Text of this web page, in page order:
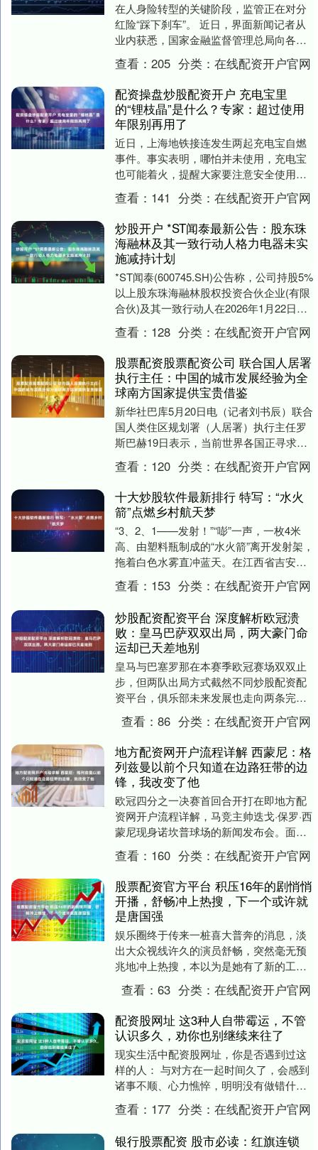
在人身险转型的关键阶段，监管正在对分
红险“踩下刹车”。 近日，界面新闻记者从
业内获悉，国家金融监督管理总局向各人
身险公司下发《人身保险产品“负面清
单”（2026....
查看：205 分类：在线配资开户官网
配资操盘炒股配资开户 充电宝里
的“锂枝晶”是什么？专家：超过使用
年限别再用了
近日，上海地铁接连发生两起充电宝自燃
事件。事实表明，哪怕并未使用，充电宝
也可能着火，提醒大家要注意安全使用充
电宝。 4月18日上午，在上海地铁11号线
江苏路站，....
查看： 141 分类：在线配资开户官网
炒股开户 *ST闻泰最新公告：股东珠
海融林及其一致行动人格力电器未实
施减持计划
*ST闻泰(600745.SH)公告称，公司持股5%
以上股东珠海融林股权投资合伙企业(有限
合伙)及其一致行动人在2026年1月22日披
露的减持计划时间区间(20....
查看： 128 分类：在线配资开户官网
股票配资股票配资公司 联合国人居署
执行主任：中国的城市发展经验为全
球南方国家提供宝贵借鉴
新华社巴库5月20日电（记者刘书辰）联合
国人类住区规划署（人居署）执行主任罗
斯巴赫19日表示，当前世界各国正寻求应
对日益复杂城市挑战的解决方案，中国在
绿色、包容....
查看： 120 分类：在线配资开户官网
十大炒股软件最新排行 特写：“水火
箭”点燃乡村航天梦
“3、2、1——发射！”“嘭”一声，一枚4米
高、由塑料瓶制成的“水火箭”离开发射架，
拖着白色水雾直冲蓝天。在江西省吉安市
吉安县城北第二中学的操场上十大炒股软
件最....
查看： 153 分类：在线配资开户官网
炒股配资配资平台 深度解析欧冠溃
败：皇马巴萨双双出局，两大豪门命
运却已天差地别
皇马与巴塞罗那在本赛季欧冠赛场双双止
步，但两队出局方式截然不同炒股配资配
资平台，俱乐部未来发展也走向两条完全
不一样的道路。 皇马：站在十字路口，抉
择远比更换临时....
查看：86 分类：在线配资开户官网
地方配资网开户流程详解 西蒙尼：格
列兹曼以前个只知道在边路狂带的边
锋，我改变了他
欧冠四分之一决赛首回合开打在即地方配
资网开户流程详解，马竞主帅迭戈·保罗·西
蒙尼现身诺坎普球场的新闻发布会。面对
媒体的长枪短炮，这位铁血教头可谓是金
句频出。 聊....
查看： 160 分类：在线配资开户官网
股票配资官方平台 积压16年的剧悄悄
开播，舒畅冲上热搜，下一个或许就
是唐国强
娱乐圈终于传来一桩喜大普奔的消息，淡
出大众视线许久的演员舒畅，突然毫无预
兆地冲上热搜，本以为是她有了新的工作
动态股票配资官方平台，或是带来了全新
的影视作品，没想....
查看：63 分类：在线配资开户官网
配资股网址 这3种人自带霉运，不管
认识多久，劝你也别继续来往了
现实生活中配资股网址，你是否遇到过这
样的人： 与对方在一起时间久了，会感到
诸事不顺、心力憔悴，明明没有做错什
么，生活却莫名变得一团糟，仿佛被霉运
缠上一样。 从心....
查看： 177 分类：在线配资开户官网
银行股票配资 股市必读：红旗连锁